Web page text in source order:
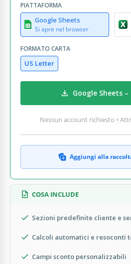
PIATTAFORMA
Google Sheets
Si apre nel browser
FORMATO CARTA
US Letter
Google Sheets
Nessun account richiesto •
Aggiungi alla
COSA INCLUDE
Sezioni predefinite cliente e
Calcoli automatici e resoconti
Campi sconto personalizzabili